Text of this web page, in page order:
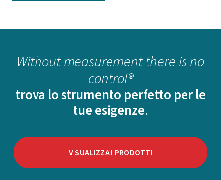
Without measurement there is no
control®
trova lo strumento perfetto per le
tue esigenze.
VISUALIZZA I PRODOTTI